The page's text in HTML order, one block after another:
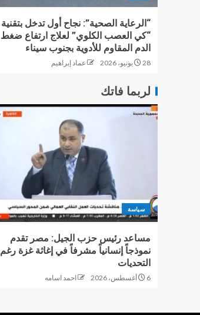
“الرعاية الصحية”: نجاح أول تدخل بتقنية
“كي العصب الكلوي” لعلاج ارتفاع ضغط
الدم المقاوم للأدوية بجنوب سيناء
28 يونيو، 2026 عماد إبراهيم
لربما فاتك
سياسة
مساعد رئيس حزب الجيل: مصر تقدم
نموذجاً إنسانياً مشرفاً في إغاثة غزة رغم
التحديات
6 أغسطس، 2026 احمد اسامه